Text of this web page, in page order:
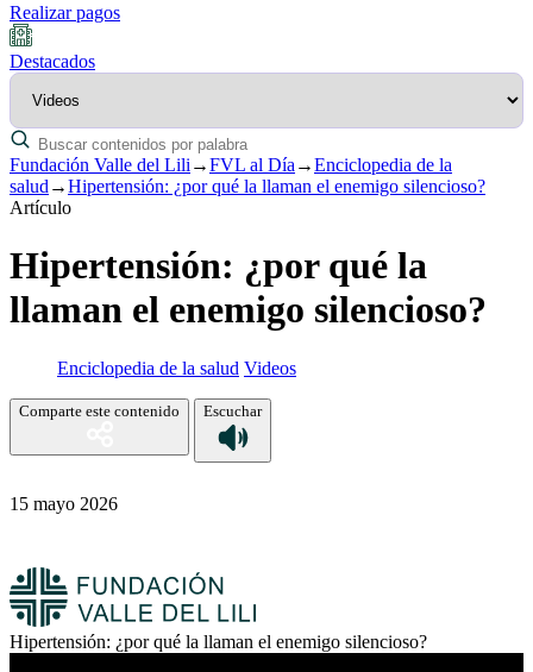
Realizar pagos
Destacados
Fundación Valle del Lili →FVL al Día →Enciclopedia de la
salud →Hipertensión: ¿por qué la llaman el enemigo silencioso?
Artículo
Hipertensión: ¿por qué la
llaman el enemigo silencioso?
Enciclopedia de la salud Videos
Comparte este contenido Escuchar
15 mayo 2026
Hipertensión: ¿por qué la llaman el enemigo silencioso?